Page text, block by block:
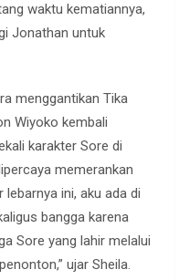
waktu kematiannya,
Jonathan untuk
menggantikan Tika
Wiyoko kembali
karakter Sore di
memerankan
ini, aku ada di
bangga karena
Sore yang lahir melalui
ujar Sheila.